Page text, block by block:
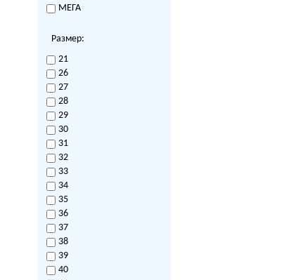
МЕГА
Размер:
21
26
27
28
29
30
31
32
33
34
35
36
37
38
39
40